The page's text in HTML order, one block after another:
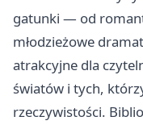
gatunki — od
młodzieżowe
atrakcyjne dla
światów i tych,
rzeczywistości.